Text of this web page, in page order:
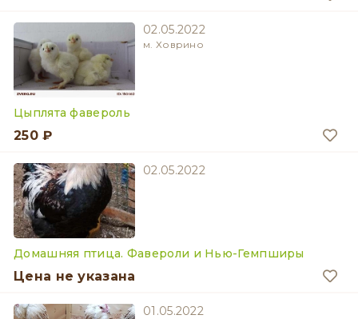
02.05.2022
м. Ховрино
Цыплята фавероль
250 ₽
02.05.2022
Домашняя птица. Фавероли и Нью-Гемпширы
Цена не указана
01.05.2022